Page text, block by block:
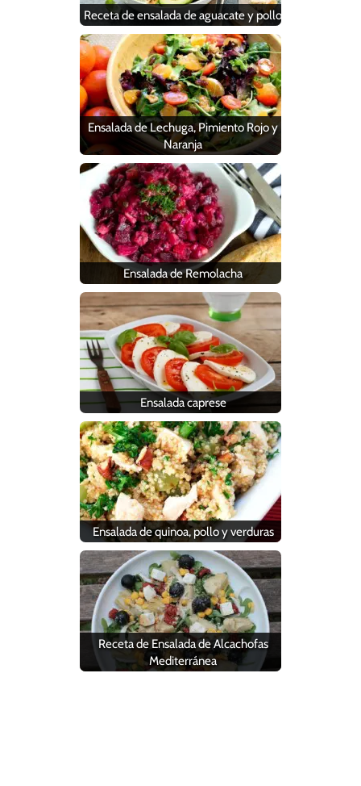
Receta de ensalada de aguacate y pollo
Ensalada de Lechuga, Pimiento Rojo y
Naranja
Ensalada de Remolacha
Ensalada caprese
Ensalada de quinoa, pollo y verduras
Receta de Ensalada de Alcachofas
Mediterránea